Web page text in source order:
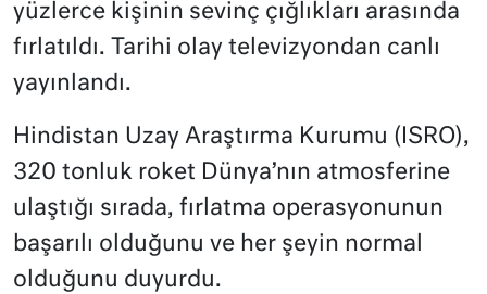
yüzlerce kişinin sevinç çığlıkları arasında
fırlatıldı. Tarihi olay televizyondan canlı
yayınlandı.
Hindistan Uzay Araştırma Kurumu (ISRO),
320 tonluk roket Dünya’nın atmosferine
ulaştığı sırada, fırlatma operasyonunun
başarılı olduğunu ve her şeyin normal
olduğunu duyurdu.